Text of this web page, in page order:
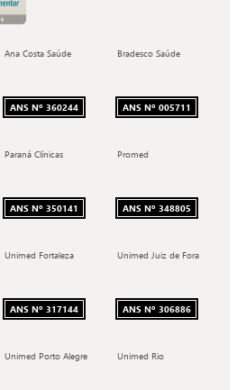
Ana Costa Saúde
ANS Nº 360244
Bradesco Saúde
ANS Nº 005711
Paraná Clínicas
ANS Nº 350141
Promed
ANS Nº 348805
Unimed Fortaleza
ANS Nº 317144
Unimed Juiz de Fora
ANS Nº 306886
Unimed Porto Alegre Unimed Rio